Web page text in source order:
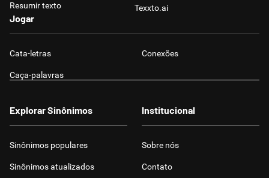
Resumir texto Texxto.ai
Jogar
Cata-letras Conexões
Caça-palavras
Explorar Sinônimos
Sinônimos populares
Sinônimos atualizados
Institucional
Sobre nós
Contato